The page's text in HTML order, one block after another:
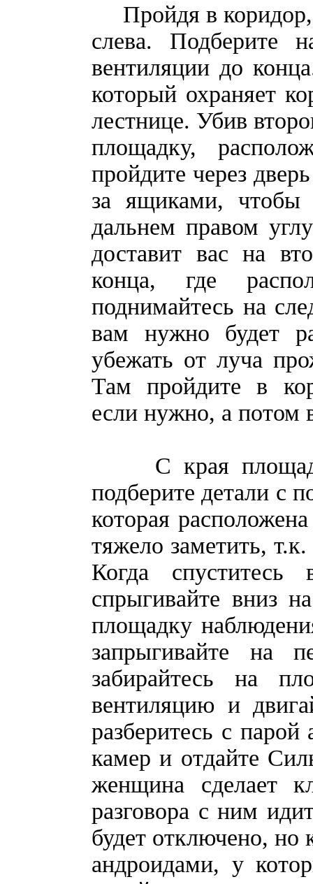
Пройдя в коридор,
слева. Подберите
вентиляции до
который охраняет
лестнице. Убив
площадку,
пройдите через
за ящиками,
дальнем правом
доставит вас на
конца, где
поднимайтесь на
вам нужно будет
убежать от луча
Там пройдите в
если нужно, а потом
С края площадки
подберите детали с
которая
тяжело заметить,
Когда
спрыгивайте вниз
площадку
запрыгивайте на
забирайтесь на
вентиляцию и
разберитесь с
камер и отдайте
женщина сделает
разговора с ним
будет отключено, но
андроидами, у